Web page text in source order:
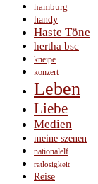
hamburg
handy
Haste Töne
hertha bsc
kneipe
konzert
Leben
Liebe
Medien
meine szenen
nationalelf
ratlosigkeit
Reise